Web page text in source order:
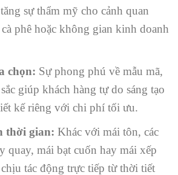
sự thẩm mỹ cho cảnh quan
phê hoặc không gian kinh doanh
chọn: Sự phong phú về mẫu mã,
giúp khách hàng tự do sáng tạo
kế riêng với chi phí tối ưu.
thời gian: Khác với mái tôn, các
quay, mái bạt cuốn hay mái xếp
tác động trực tiếp từ thời tiết